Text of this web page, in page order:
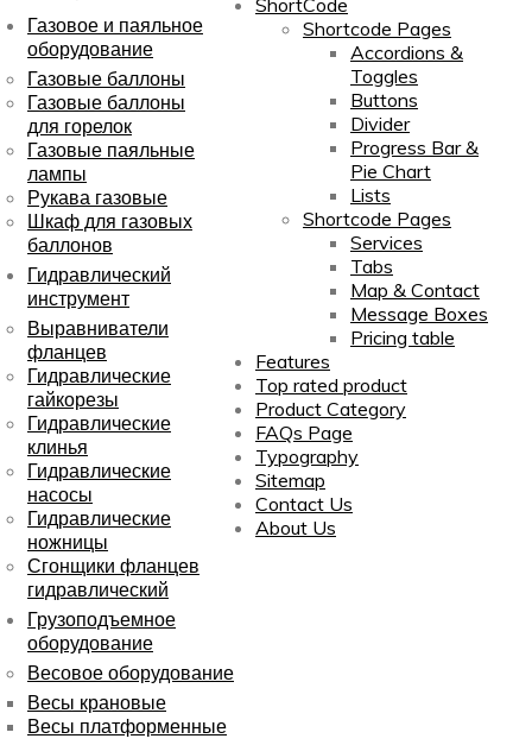
ShortCode
Shortcode Pages
Accordions &
Toggles
Buttons
Divider
Progress Bar &
Pie Chart
Lists
Shortcode Pages
Services
Tabs
Map & Contact
Message Boxes
Pricing table
Features
Top rated product
Product Category
FAQs Page
Typography
Sitemap
Contact Us
About Us
Газовое и паяльное
оборудование
Газовые баллоны
Газовые баллоны
для горелок
Газовые паяльные
лампы
Рукава газовые
Шкаф для газовых
баллонов
Гидравлический
инструмент
Выравниватели
фланцев
Гидравлические
гайкорезы
Гидравлические
клинья
Гидравлические
насосы
Гидравлические
ножницы
Сгонщики фланцев
гидравлический
Грузоподъемное
оборудование
Весовое оборудование
Весы крановые
Весы платформенные